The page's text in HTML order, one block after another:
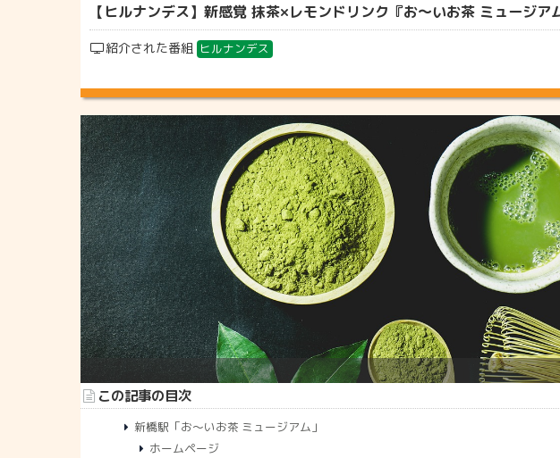
【ヒルナンデス】新感覚 抹茶×レモンドリンク『お～いお茶 ミュー
紹介された番組 ヒルナンデス
この記事の目次
新橋駅「お～いお茶 ミュージアム」
ホームページ